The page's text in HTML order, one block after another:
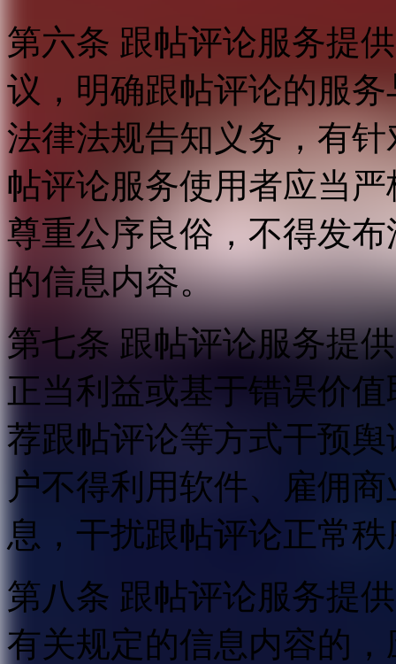
第六条 跟帖评论服务提
议，明确跟帖评论的服
法律法规告知义务，有
帖评论服务使用者应当
尊重公序良俗，不得发
的信息内容。
第七条 跟帖评论服务提
正当利益或基于错误价
荐跟帖评论等方式干预
户不得利用软件、雇佣
息，干扰跟帖评论正常
第八条 跟帖评论服务提
有关规定的信息内容的